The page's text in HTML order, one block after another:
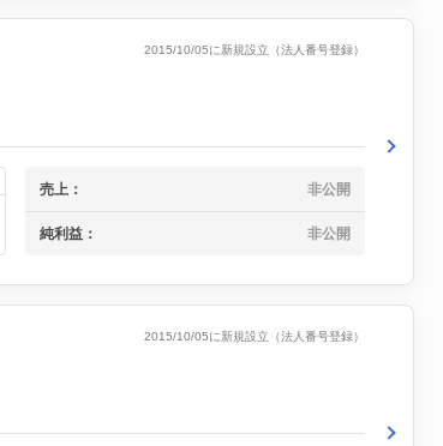
2015/10/05に新規設立（法人番号登録）
売上： 非公開
純利益： 非公開
2015/10/05に新規設立（法人番号登録）